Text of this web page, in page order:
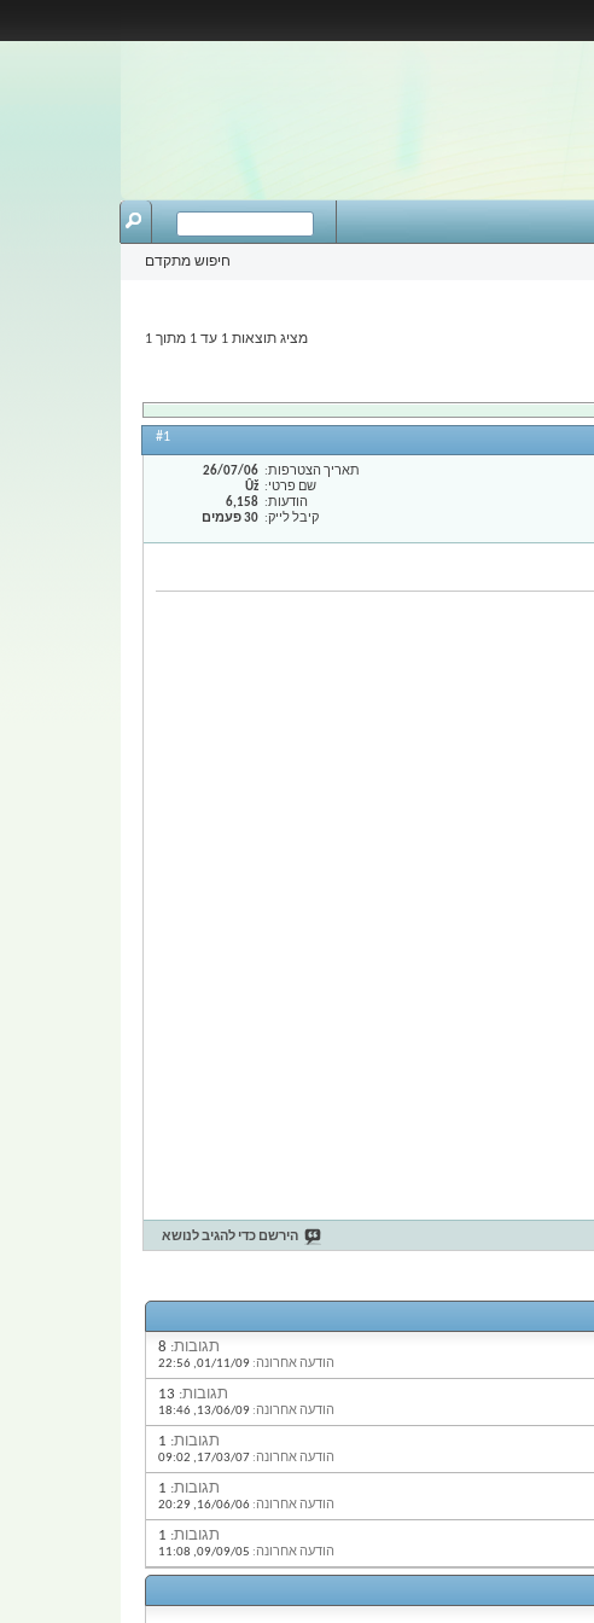
חיפוש מתקדם
מציג תוצאות 1 עד 1 מתוך 1
#1
תאריך הצטרפות
26/07/06
שם פרטי
Ûž
הודעות
6,158
קיבל לייק
30 פעמים
הירשם כדי להגיב לנושא
תגובות:
הודעה אחרונה: 22:56
תגובות:
הודעה אחרונה: 18:46
תגובות:
הודעה אחרונה: 09:02
תגובות:
הודעה אחרונה: 20:29
תגובות:
הודעה אחרונה: 11:08